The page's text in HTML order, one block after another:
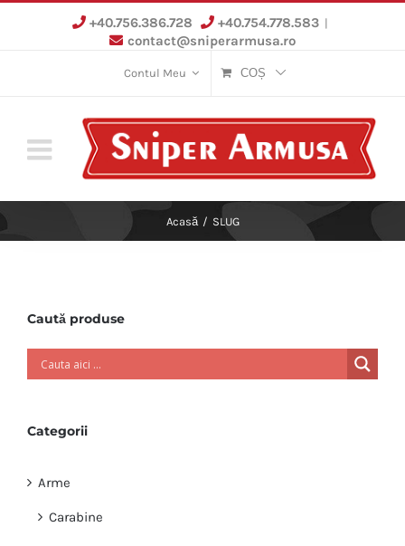
+40.756.386.728 +40.754.778.583
contact@sniperarmusa.ro
Contul Meu COȘ
Acasă / SLUG
Caută produse
Categorii
Arme
Carabine